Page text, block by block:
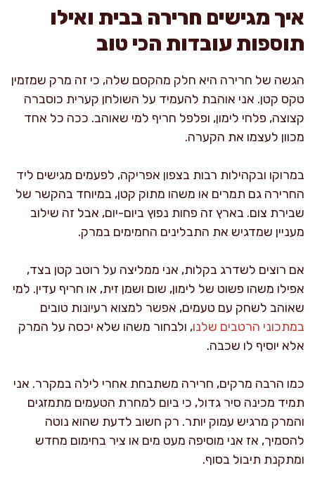
איך מגישים חרירה בבית ואילו
תוספות עובדות הכי טוב
הגשה של חרירה היא חלק מהקסם שלה, כי זה מרק שמזמין
טקס קטן. אני אוהבת להעמיד על השולחן קערית כוסברה
קצוצה, פלחי לימון, ופלפל חריף למי שאוהב. ככה כל אחד
מכוון לעצמו את הקערה.
במרוקו ובקהילות רבות בצפון אפריקה, לפעמים מגישים ליד
החרירה גם תמרים או משהו מתוק קטן, במיוחד בהקשר של
שבירת צום. בארץ זה פחות נפוץ ביום-יום, אבל זה שילוב
מעניין שמדגיש את התבלינים החמימים במרק.
אם רוצים לשדרג בקלות, אני ממליצה על רוטב קטן בצד,
אפילו משהו פשוט של לימון, שום ושמן זית, או חריף עדין. למי
שאוהב לשחק עם טעמים, אפשר למצוא רעיונות טובים
במתכוני הרטבים שלנו, ולבחור משהו שלא יכסה על המרק
אלא יוסיף לו שכבה.
כמו הרבה מרקים, חרירה משתבחת אחרי לילה במקרר. אני
תמיד מכינה סיר גדול, כי ביום למחרת הטעמים מתמזגים
והמרק מרגיש עמוק יותר. רק חשוב לדעת שהוא נוטה
להסמיך, אז אני מוסיפה מעט מים או ציר בחימום מחדש
ומתקנת תיבול בסוף.